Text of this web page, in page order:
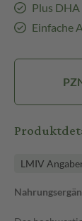
Plus DHA
Einfache
LMIV